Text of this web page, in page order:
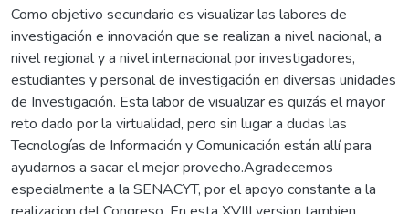
Como objetivo secundario es visualizar las labores de
investigación e innovación que se realizan a nivel nacional, a
nivel regional y a nivel internacional por investigadores,
estudiantes y personal de investigación en diversas unidades
de Investigación. Esta labor de visualizar es quizás el mayor
reto dado por la virtualidad, pero sin lugar a dudas las
Tecnologías de Información y Comunicación están allí para
ayudarnos a sacar el mejor provecho.Agradecemos
especialmente a la SENACYT, por el apoyo constante a la